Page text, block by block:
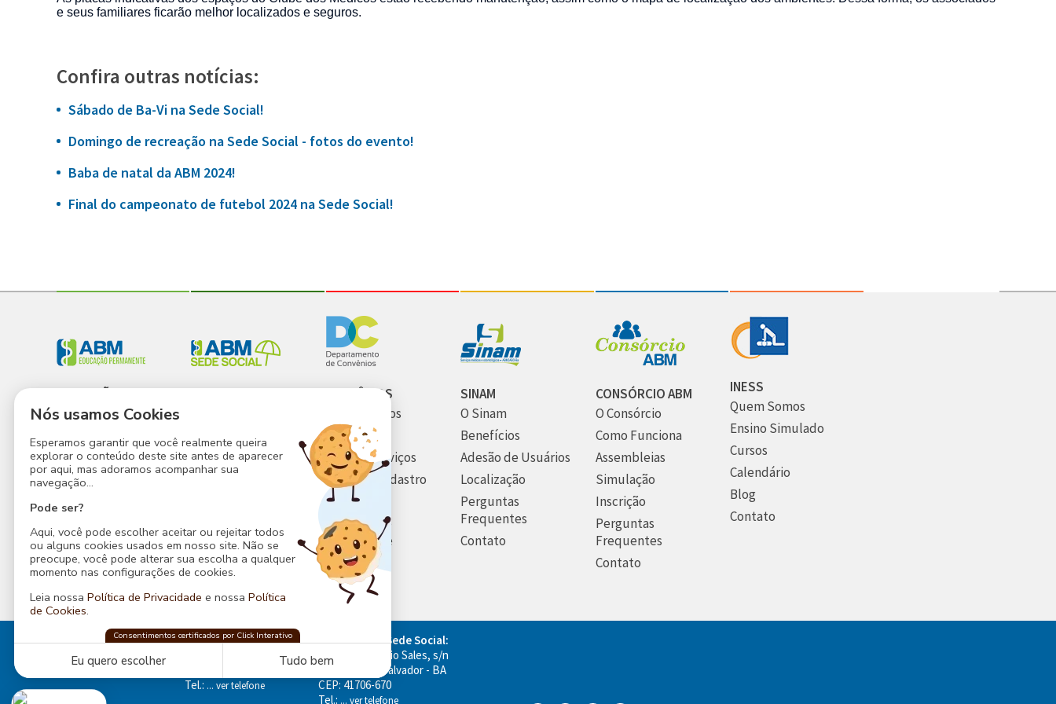
e seus familiares ficarão melhor localizados e seguros.
Confira outras notícias:
Sábado de Ba-Vi na Sede Social!
Domingo de recreação na Sede Social - fotos do evento!
Baba de natal da ABM 2024!
Final do campeonato de futebol 2024 na Sede Social!
EDUCAÇÃO
PERMANENTE
Permanente
Nossos Espaços
Nossos Serviços
Eventos
Contato
SEDE SOCIAL
Estrutura
Atividades
Agenda
CONVÊNIOS
Quem Somos
Estrutura
Nossos Serviços
Faça seu Cadastro
Contato
Politicas de
Privacidade
SINAM
O Sinam
Benefícios
Adesão de Usuários
Localização
Perguntas
Frequentes
Contato
CONSÓRCIO ABM
O Consórcio
Como Funciona
Assembleias
Simulação
Inscrição
Perguntas
Frequentes
Contato
INESS
Quem Somos
Ensino Simulado
Cursos
Calendário
Blog
Contato
Rua Baependi, 162
Ondina, Salvador - Bahia
Tel.: ... ver telefone
Endereço da Sede Social:
Av. Dom Eugênio Sales, s/n
Boca do Rio, Salvador - BA
CEP: 41706-670
Tel.: ... ver telefone
Nós usamos Cookies
Esperamos garantir que você realmente queira
explorar o conteúdo deste site antes de aparecer
por aqui, mas adoramos acompanhar sua
navegação...
Pode ser?
Aqui, você pode escolher aceitar ou rejeitar todos
ou alguns cookies usados em nosso site. Não se
preocupe, você pode alterar sua escolha a qualquer
momento nas configurações de cookies.
Leia nossa Política de Privacidade e nossa Política
de Cookies.
Consentimentos certificados por Click Interativo
ABM Sede Socialconfia naClick Interativopara proteger sua
Eu quero escolher Tudo bem